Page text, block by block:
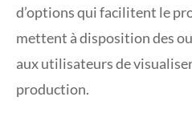
d’options qui facilitent le
mettent à disposition des
aux utilisateurs de
production.